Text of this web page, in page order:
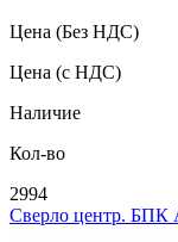
Цена (Без НДС)
Цена (с НДС)
Наличие
Кол-во
2994
Сверло центр. БПК